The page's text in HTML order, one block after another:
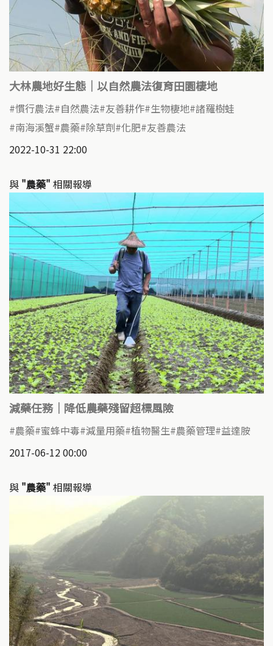
大林農地好生態｜以自然農法復育田園棲地
慣行農法 自然農法 友善耕作 生物棲地 諸羅樹蛙
南海溪蟹 農藥 除草劑 化肥 友善農法
2022-10-31 22:00
與 "農藥" 相關報導
減藥任務｜降低農藥殘留超標風險
農藥 蜜蜂中毒 減量用藥 植物醫生 農藥管理 益達胺
2017-06-12 00:00
與 "農藥" 相關報導